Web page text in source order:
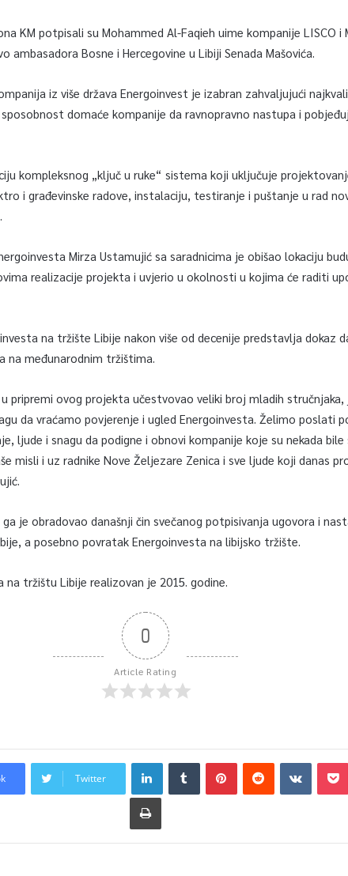
KM potpisali su Mohammed Al-Faqieh uime kompanije LISCO i
ambasadora Bosne i Hercegovine u Libiji Senada Mašovića.
iz više država Energoinvest je izabran zahvaljujući
domaće kompanije da ravnopravno nastupa i
kompleksnog „ključ u ruke“ sistema koji uključuje
i građevinske radove, instalaciju, testiranje i puštanje u rad
Mirza Ustamujić sa saradnicima je obišao lokaciju
realizacije projekta i uvjerio u okolnosti u kojima će raditi
na tržište Libije nakon više od decenije predstavlja dokaz
na međunarodnim tržištima.
pripremi ovog projekta učestvovao veliki broj mladih stručnjaka,
da vraćamo povjerenje i ugled Energoinvesta. Želimo poslati
ljude i snagu da podigne i obnovi kompanije koje su nekada bile
misli i uz radnike Nove Željezare Zenica i sve ljude koji danas
je obradovao današnji čin svečanog potpisivanja ugovora i
a posebno povratak Energoinvesta na libijsko tržište.
tržištu Libije realizovan je 2015. godine.
0
Article Rating
Twitter